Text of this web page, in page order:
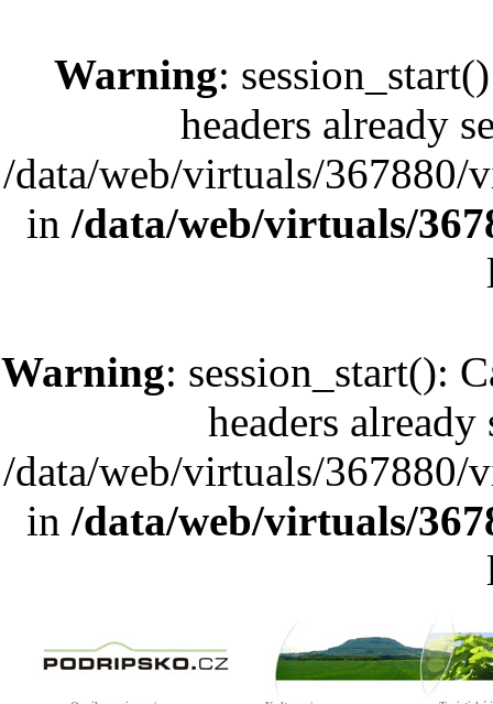
Warning:
headers already
/data/web/virtuals/
in /data/web/virtuals/
Warning: session_start():
headers
/data/web/virtuals/
in /data/web/virtuals/